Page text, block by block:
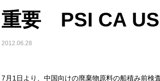
重要 PSI CA
2012.06.28
7月1日より、中国向けの廃棄物原料の船積み前検